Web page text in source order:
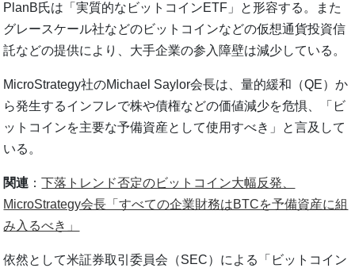
PlanB氏は「実質的なビットコインETF」と形容する。また
グレースケール社などのビットコインなどの仮想通貨投資信
託などの提供により、大手企業の参入障壁は減少している。
MicroStrategy社のMichael Saylor会長は、量的緩和（QE）か
ら発生するインフレで株や債権などの価値減少を危惧、「ビ
ットコインを主要な予備資産として使用すべき」と言及して
いる。
関連 ：下落トレンド否定のビットコイン大幅反発、
MicroStrategy会長「すべての企業財務はBTCを予備資産に組
み入るべき」
依然として米証券取引委員会（SEC）による「ビットコイン